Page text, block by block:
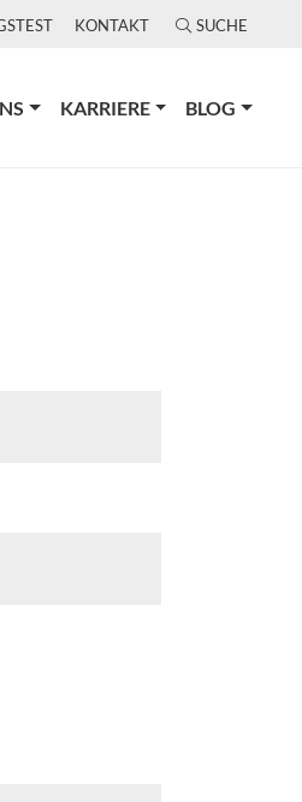
KONTAKT SUCHE
KARRIERE BLOG